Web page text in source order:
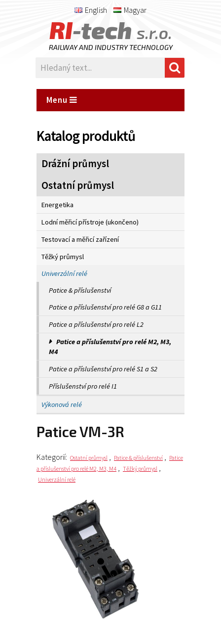
English Magyar
RI-tech s.r.o.
RAILWAY AND INDUSTRY TECHNOLOGY
Menu
Katalog produktů
Drážní průmysl
Ostatní průmysl
Energetika
Lodní měřicí přístroje (ukončeno)
Testovací a měřicí zařízení
Těžký průmysl
Univerzální relé
Patice & příslušenství
Patice a příslušenství pro relé G8 a G11
Patice a příslušenství pro relé L2
Patice a příslušenství pro relé M2, M3,
M4
Patice a příslušenství pro relé S1 a S2
Příslušenství pro relé I1
Výkonová relé
Patice VM-3R
Kategorií: Ostatní průmysl , Patice & příslušenství , Patice
a příslušenství pro relé M2, M3, M4 , Těžký průmysl ,
Univerzální relé